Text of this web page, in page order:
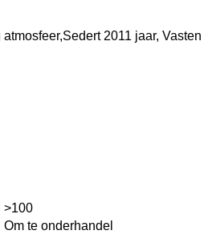
Sedert 2011 jaar,
>100
Om te onderhandel